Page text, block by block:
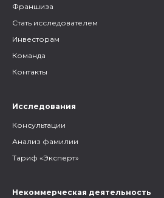
Франшиза
Стать исследователем
Инвесторам
Команда
Контакты
Исследования
Консультации
Анализ фамилии
Тариф «Эксперт»
Некоммерческая деятельность